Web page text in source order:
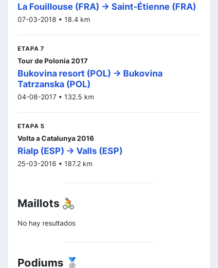
La Fouillouse (FRA) -> Saint-Étienne (FRA)
07-03-2018 • 18.4 km
ETAPA 7
Tour de Polonia 2017
Bukovina resort (POL) -> Bukovina
Tatrzanska (POL)
04-08-2017 • 132.5 km
ETAPA 5
Volta a Catalunya 2016
Rialp (ESP) -> Valls (ESP)
25-03-2016 • 187.2 km
Maillots 🚴
No hay resultados
Podiums 🥈